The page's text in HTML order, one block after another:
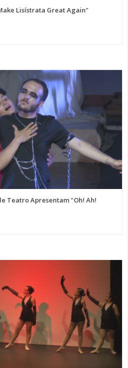
Lisístrata Great Again"
Teatro Apresentam "Oh! Ah!